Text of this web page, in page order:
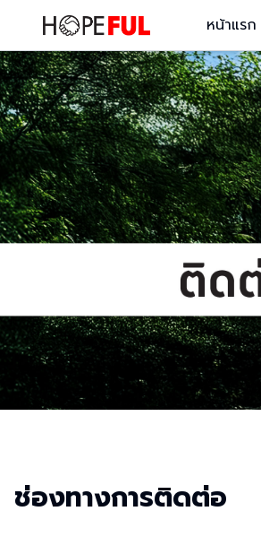
หน้าแรก
ช่องทางการติดต่อ